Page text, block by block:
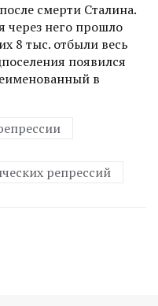
смерти Сталина.
через него прошло
8 тыс. отбыли весь
появился
в
репрессий